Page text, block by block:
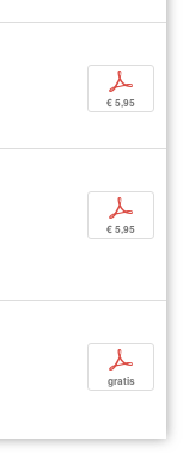
p
€ 5,95
p
€ 5,95
p
gratis